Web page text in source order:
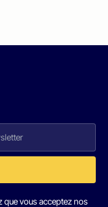
que vous acceptez nos